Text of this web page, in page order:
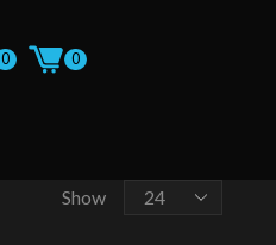
0 0
Show